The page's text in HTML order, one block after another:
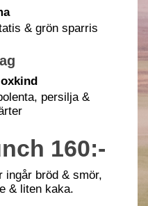
& grön sparris
persilja &
160:-
ingår bröd & smör,
& liten kaka.